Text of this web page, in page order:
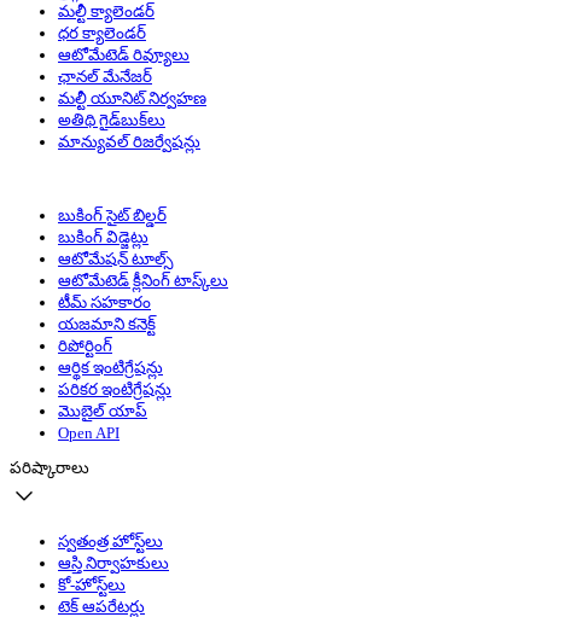
మల్టీ క్యాలెండర్
ధర క్యాలెండర్
ఆటోమేటెడ్ రివ్యూలు
ఛానల్ మేనేజర్
మల్టీ యూనిట్ నిర్వహణ
అతిథి గైడ్‌బుక్‌లు
మాన్యువల్ రిజర్వేషన్లు
బుకింగ్ సైట్ బిల్డర్
బుకింగ్ విడ్జెట్లు
ఆటోమేషన్ టూల్స్
ఆటోమేటెడ్ క్లీనింగ్ టాస్క్‌లు
టీమ్ సహకారం
యజమాని కనెక్ట్
రిపోర్టింగ్
ఆర్థిక ఇంటిగ్రేషన్లు
పరికర ఇంటిగ్రేషన్లు
మొబైల్ యాప్
Open API
పరిష్కారాలు
స్వతంత్ర హోస్ట్‌లు
ఆస్తి నిర్వాహకులు
కో-హోస్ట్‌లు
టెక్ ఆపరేటర్లు